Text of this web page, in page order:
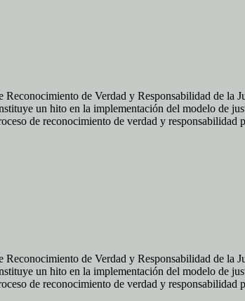
de Verdad y Responsabilidad de
un hito en la implementación del modelo de
de reconocimiento de verdad y responsabilidad
de Verdad y Responsabilidad de
un hito en la implementación del modelo de
de reconocimiento de verdad y responsabilidad